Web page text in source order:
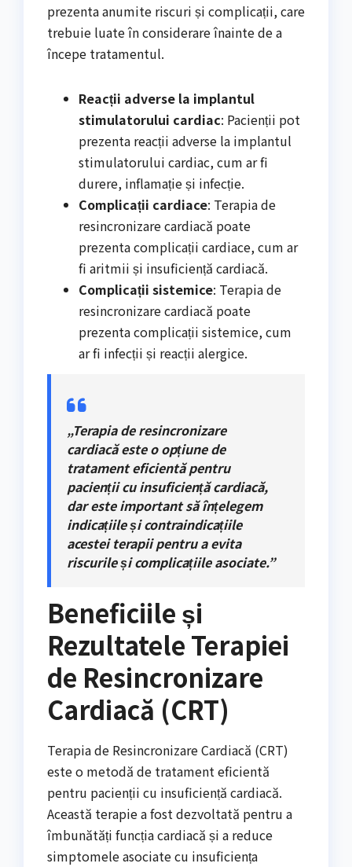
prezenta anumite riscuri și complicații, care
trebuie luate în considerare înainte de a
începe tratamentul.
Reacții adverse la implantul
stimulatorului cardiac: Pacienții pot
prezenta reacții adverse la implantul
stimulatorului cardiac, cum ar fi
durere, inflamație și infecție.
Complicații cardiace: Terapia de
resincronizare cardiacă poate
prezenta complicații cardiace, cum ar
fi aritmii și insuficiență cardiacă.
Complicații sistemice: Terapia de
resincronizare cardiacă poate
prezenta complicații sistemice, cum
ar fi infecții și reacții alergice.
„Terapia de resincronizare
cardiacă este o opțiune de
tratament eficientă pentru
pacienții cu insuficiență cardiacă,
dar este important să înțelegem
indicațiile și contraindicațiile
acestei terapii pentru a evita
riscurile și complicațiile asociate.”
Beneficiile și
Rezultatele Terapiei
de Resincronizare
Cardiacă (CRT)
Terapia de Resincronizare Cardiacă (CRT)
este o metodă de tratament eficientă
pentru pacienții cu insuficiență cardiacă.
Această terapie a fost dezvoltată pentru a
îmbunătăți funcția cardiacă și a reduce
simptomele asociate cu insuficiența